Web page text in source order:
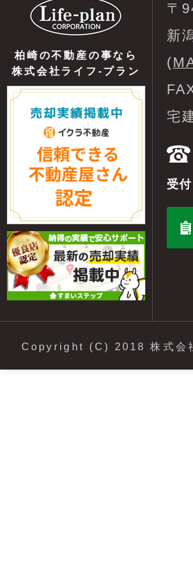
柏崎の不動産の事なら
株式会社ライフ-プラン
〒
新
(
宅
受付
Copyright (C) 2018 株式会